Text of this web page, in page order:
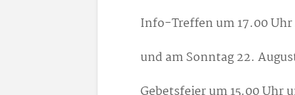
Info-Treffen um 17.00
und am Sonntag 22.